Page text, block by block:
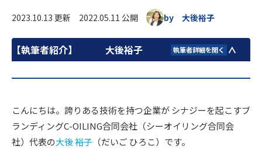
2023.10.13 更新 2022.05.11 公開 by 大後裕子
【執筆者紹介】 大後裕子 執筆者詳細を開く
こんにちは。誇りある技術を持つ企業が シナジーを起こすブ
ランディングC-OILING合同会社（シーオイリング合同会
社）代表の大後 裕子 （だいご ひろこ）です。